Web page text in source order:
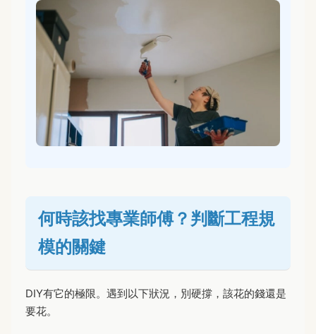
何時該找專業師傅？判斷工程規
模的關鍵
DIY有它的極限。遇到以下狀況，別硬撐，該花的錢還是
要花。